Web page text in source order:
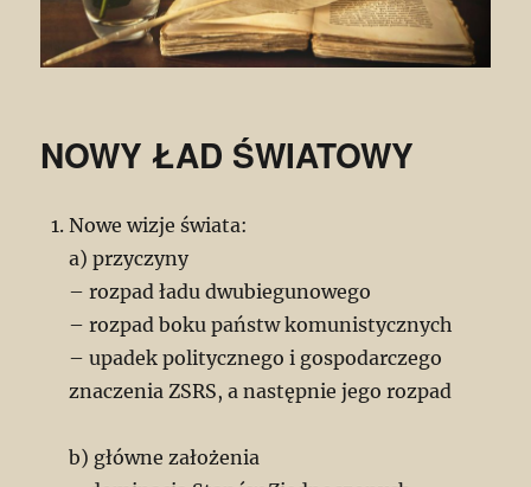
NOWY ŁAD ŚWIATOWY
Nowe wizje świata:
a) przyczyny
– rozpad ładu dwubiegunowego
– rozpad boku państw komunistycznych
– upadek politycznego i gospodarczego
znaczenia ZSRS, a następnie jego rozpad
b) główne założenia